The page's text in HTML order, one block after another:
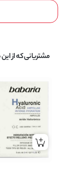
مشتریانی که از